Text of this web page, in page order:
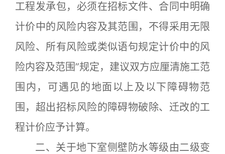
工程发承包，必须在招标文件、合同中明确
计价中的风险内容及其范围，不得采用无限
风险、所有风险或类似语句规定计价中的风
险内容及范围”规定，建议双方应厘清施工范
围内，可遇见的地面以上及以下障碍物范
围，超出招标风险的障碍物破除、迁改的工
程计价应予计算。
二、关于地下室侧壁防水等级由二级变